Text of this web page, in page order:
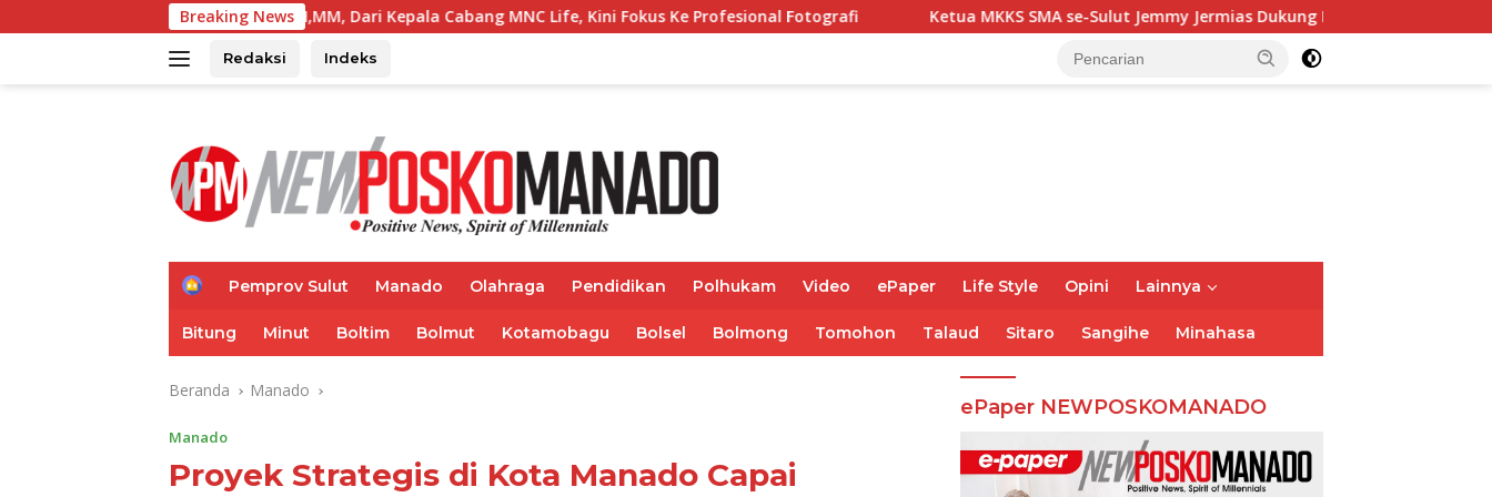
ke
Breaking News
Rumajar SH,MM, Dari Kepala Cabang MNC Life, Kini Fokus Ke Profesional Fotografi Ketua MKKS SMA se-Sulut Jemmy Jermias Dukung Program Kadis Pendidikan Sulut
Redaksi Indeks
H
e
Pemprov Sulut Manado Olahraga Pendidikan Polhukam Video ePaper Life Style Opini Lainnya
Bitung Minut Boltim Bolmut Kotamobagu Bolsel Bolmong Tomohon Talaud Sitaro Sangihe Minahasa
Beranda Manado
Manado
Proyek Strategis di Kota Manado Capai
ePaper NEWPOSKOMANADO